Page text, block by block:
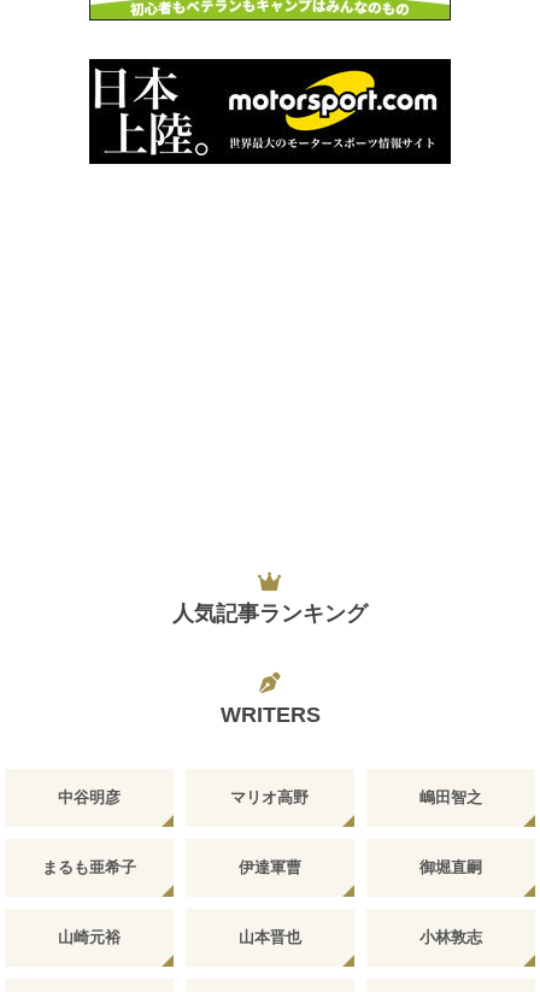
人気記事ランキング
WRITERS
中谷明彦 マリオ高野 嶋田智之
まるも亜希子 伊達軍曹 御堀直嗣
山崎元裕 山本晋也 小林敦志